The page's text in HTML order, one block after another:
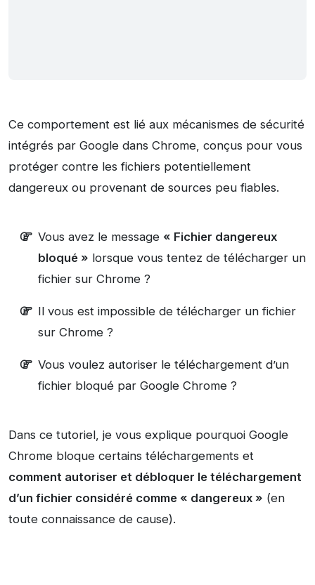
Ce comportement est lié aux mécanismes de sécurité
intégrés par Google dans Chrome, conçus pour vous
protéger contre les fichiers potentiellement
dangereux ou provenant de sources peu fiables.
Vous avez le message « Fichier dangereux
bloqué » lorsque vous tentez de télécharger un
fichier sur Chrome ?
Il vous est impossible de télécharger un fichier
sur Chrome ?
Vous voulez autoriser le téléchargement d’un
fichier bloqué par Google Chrome ?
Dans ce tutoriel, je vous explique pourquoi Google
Chrome bloque certains téléchargements et
comment autoriser et débloquer le téléchargement
d’un fichier considéré comme « dangereux » (en
toute connaissance de cause).